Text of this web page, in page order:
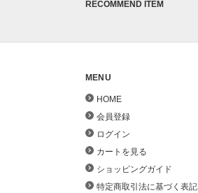
RECOMMEND ITEM
MENU
HOME
会員登録
ログイン
カートを見る
ショッピングガイド
特定商取引法に基づく表記